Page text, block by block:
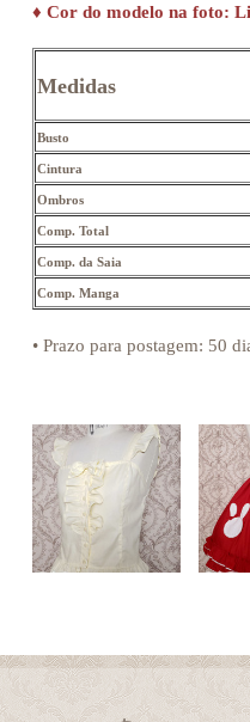
♦ Cor do modelo na foto:
Medidas
Busto
Cintura
Ombros
Comp. Total
Comp. da Saia
Comp. Manga
• Prazo para postagem: 50